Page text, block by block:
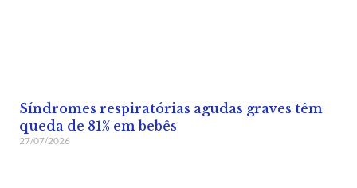
Síndromes respiratórias agudas graves têm
queda de 81% em bebês
27/07/2026